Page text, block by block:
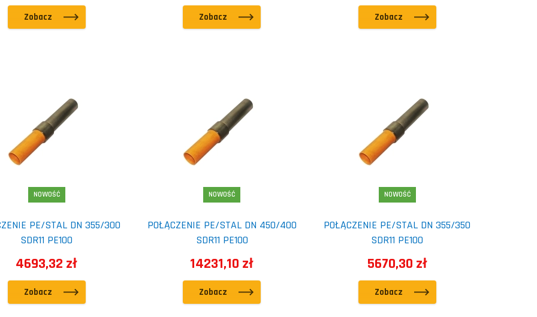
Zobacz Zobacz Zobacz
NOWOŚĆ
PE/STAL DN 355/300
SDR11 PE100
4693,32 zł
Zobacz
NOWOŚĆ
POŁĄCZENIE PE/STAL DN 450/400
SDR11 PE100
14231,10 zł
Zobacz
NOWOŚĆ
POŁĄCZENIE PE/STAL DN 355/350
SDR11 PE100
5670,30 zł
Zobacz